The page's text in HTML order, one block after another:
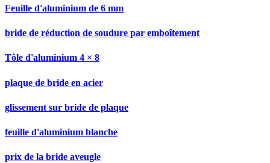
Feuille d'aluminium de 6 mm
bride de réduction de soudure par emboîtement
Tôle d'aluminium 4 × 8
plaque de bride en acier
glissement sur bride de plaque
feuille d'aluminium blanche
prix de la bride aveugle